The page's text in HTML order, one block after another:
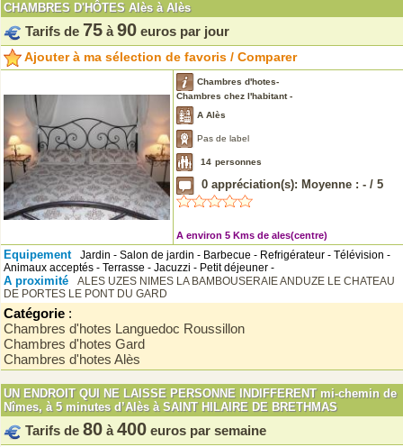
CHAMBRES D'HÔTES Alès à Alès
Tarifs de 75 à 90 euros par jour
Ajouter à ma sélection de favoris / Comparer
Chambres d'hotes-
Chambres chez l'habitant -
A Alès
Pas de label
14 personnes
0 appréciation(s): Moyenne : - / 5
A environ 5 Kms de ales(centre)
Equipement
Jardin - Salon de jardin - Barbecue - Refrigérateur - Télévision -
Animaux acceptés - Terrasse - Jacuzzi - Petit déjeuner -
A proximité ALES UZES NIMES LA BAMBOUSERAIE ANDUZE LE CHATEAU
DE PORTES LE PONT DU GARD
Catégorie :
Chambres d'hotes Languedoc Roussillon
Chambres d'hotes Gard
Chambres d'hotes Alès
UN ENDROIT QUI NE LAISSE PERSONNE INDIFFERENT mi-chemin de
Nîmes, à 5 minutes d’Alès à SAINT HILAIRE DE BRETHMAS
Tarifs de 80 à 400 euros par semaine